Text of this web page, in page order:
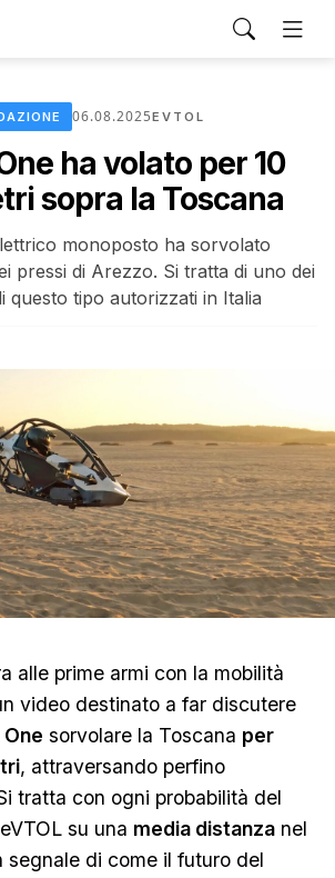
06.08.2025EVTOL
ha volato per 10
sopra la Toscana
monoposto ha sorvolato
pressi di Arezzo. Si tratta di uno dei
questo tipo autorizzati in Italia
alle prime armi con la mobilità
video destinato a far discutere
sorvolare la Toscana per
, attraversando perfino
tratta con ogni probabilità del
su una media distanza nel
segnale di come il futuro del